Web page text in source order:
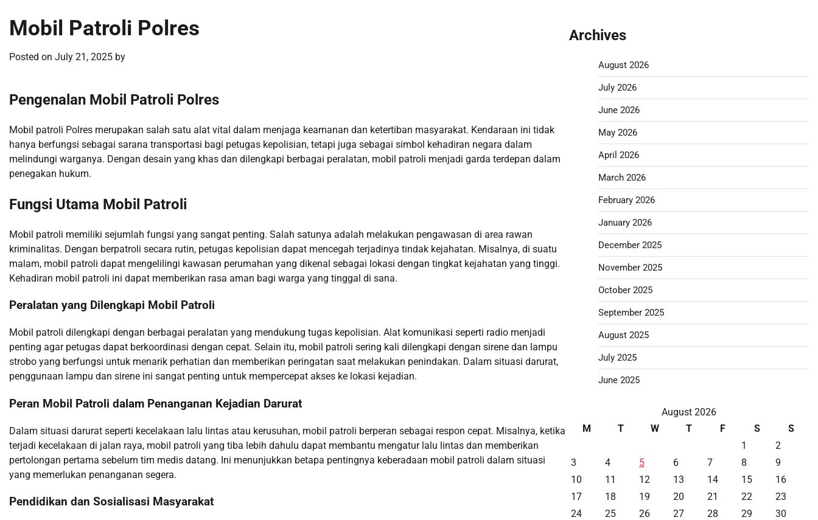
Mobil Patroli Polres
Posted on July 21, 2025 by
Pengenalan Mobil Patroli Polres
Mobil patroli Polres merupakan salah satu alat vital dalam menjaga keamanan dan ketertiban masyarakat. Kendaraan ini tidak
hanya berfungsi sebagai sarana transportasi bagi petugas kepolisian, tetapi juga sebagai simbol kehadiran negara dalam
melindungi warganya. Dengan desain yang khas dan dilengkapi berbagai peralatan, mobil patroli menjadi garda terdepan dalam
penegakan hukum.
Fungsi Utama Mobil Patroli
Mobil patroli memiliki sejumlah fungsi yang sangat penting. Salah satunya adalah melakukan pengawasan di area rawan
kriminalitas. Dengan berpatroli secara rutin, petugas kepolisian dapat mencegah terjadinya tindak kejahatan. Misalnya, di suatu
malam, mobil patroli dapat mengelilingi kawasan perumahan yang dikenal sebagai lokasi dengan tingkat kejahatan yang tinggi.
Kehadiran mobil patroli ini dapat memberikan rasa aman bagi warga yang tinggal di sana.
Peralatan yang Dilengkapi Mobil Patroli
Mobil patroli dilengkapi dengan berbagai peralatan yang mendukung tugas kepolisian. Alat komunikasi seperti radio menjadi
penting agar petugas dapat berkoordinasi dengan cepat. Selain itu, mobil patroli sering kali dilengkapi dengan sirene dan lampu
strobo yang berfungsi untuk menarik perhatian dan memberikan peringatan saat melakukan penindakan. Dalam situasi darurat,
penggunaan lampu dan sirene ini sangat penting untuk mempercepat akses ke lokasi kejadian.
Peran Mobil Patroli dalam Penanganan Kejadian Darurat
Dalam situasi darurat seperti kecelakaan lalu lintas atau kerusuhan, mobil patroli berperan sebagai respon cepat. Misalnya, ketika
terjadi kecelakaan di jalan raya, mobil patroli yang tiba lebih dahulu dapat membantu mengatur lalu lintas dan memberikan
pertolongan pertama sebelum tim medis datang. Ini menunjukkan betapa pentingnya keberadaan mobil patroli dalam situasi
yang memerlukan penanganan segera.
Pendidikan dan Sosialisasi Masyarakat
Archives
August 2026
July 2026
June 2026
May 2026
April 2026
March 2026
February 2026
January 2026
December 2025
November 2025
October 2025
September 2025
August 2025
July 2025
June 2025
August 2026
M
T W T F S
S
1
2
3
4 5 6 7 8
9
10
11 12 13 14 15
16
17
18 19 20 21 22
23
24
25 26 27 28 29
30